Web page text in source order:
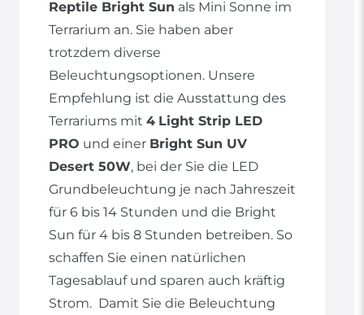
Reptile Bright Sun als Mini Sonne im
Terrarium an. Sie haben aber
trotzdem diverse
Beleuchtungsoptionen. Unsere
Empfehlung ist die Ausstattung des
Terrariums mit 4 Light Strip LED
PRO und einer Bright Sun UV
Desert 50W, bei der Sie die LED
Grundbeleuchtung je nach Jahreszeit
für 6 bis 14 Stunden und die Bright
Sun für 4 bis 8 Stunden betreiben. So
schaffen Sie einen natürlichen
Tagesablauf und sparen auch kräftig
Strom. Damit Sie die Beleuchtung